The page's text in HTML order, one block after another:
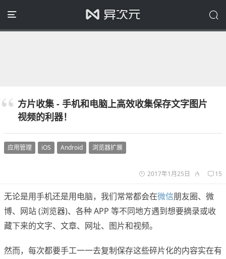
方片收集 - 手机和电脑上高效收集保存文字图片
视频的利器！
应用管理 iOS Android 浏览器扩展
2017年1月25日 15
无论是用手机还是用电脑，我们常常都会在微信朋友圈、微
博、网站 (浏览器)、各种 APP 等不同地方遇到想要摘录或收
藏下来的文字、文章、网址、图片和视频。
然而，每次都要手工一一去复制保存这些碎片化的内容实在有